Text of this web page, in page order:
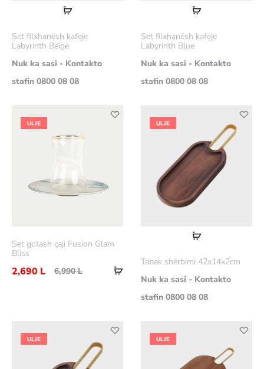
Lexoni
shumë
Set filxhanësh kafeje
Labyrinth Beige
Nuk ka sasi - Kontakto
stafin 0800 08 08
Lexoni
shumë
Set filxhanësh kafeje
Labyrinth Blue
Nuk ka sasi - Kontakto
stafin 0800 08 08
ULJE
Shtoje
Set gotash çaji Fusion Glam
Bliss
6,990L
2,690 L
ULJE
Lexoni
Tabak shërbimi 42x14x2cm
Nuk ka sasi - Kontakto
stafin 0800 08 08
ULJE ULJE